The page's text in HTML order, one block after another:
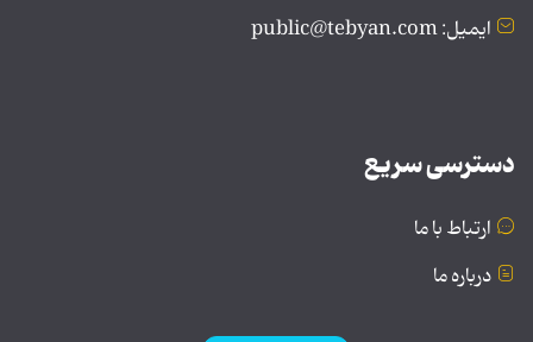
ایمیل: public@tebyan.com
دسترسی سریع
ارتباط با ما
درباره ما